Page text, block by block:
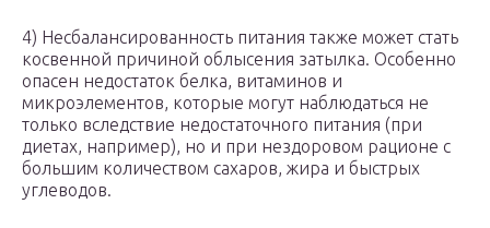
4) Несбалансированность питания также может стать
косвенной причиной облысения затылка. Особенно
опасен недостаток белка, витаминов и
микроэлементов, которые могут наблюдаться не
только вследствие недостаточного питания (при
диетах, например), но и при нездоровом рационе с
большим количеством сахаров, жира и быстрых
углеводов.